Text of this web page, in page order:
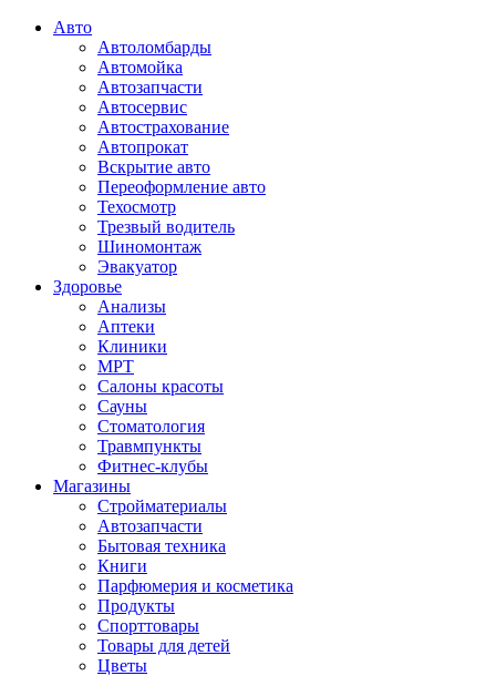
Авто
Автоломбарды
Автомойка
Автозапчасти
Автосервис
Автострахование
Автопрокат
Вскрытие авто
Переоформление авто
Техосмотр
Трезвый водитель
Шиномонтаж
Эвакуатор
Здоровье
Анализы
Аптеки
Клиники
МРТ
Салоны красоты
Сауны
Стоматология
Травмпункты
Фитнес-клубы
Магазины
Стройматериалы
Автозапчасти
Бытовая техника
Книги
Парфюмерия и косметика
Продукты
Спорттовары
Товары для детей
Цветы